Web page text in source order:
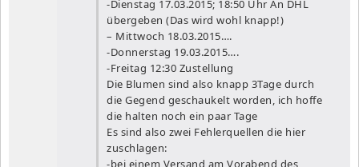
-Dienstag 17.03.2015; 18:50 Uhr An DHL
übergeben (Das wird wohl knapp!)
– Mittwoch 18.03.2015….
-Donnerstag 19.03.2015….
-Freitag 12:30 Zustellung
Die Blumen sind also knapp 3Tage durch
die Gegend geschaukelt worden, ich hoffe
die halten noch ein paar Tage
Es sind also zwei Fehlerquellen die hier
zuschlagen:
-bei einem Versand am Vorabend des